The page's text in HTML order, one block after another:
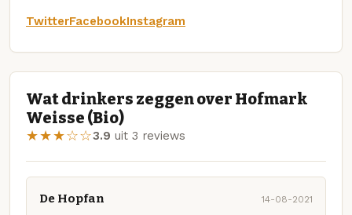
TwitterFacebookInstagram
Wat drinkers zeggen over Hofmark
Weisse (Bio)
★★★☆☆3.9 uit 3 reviews
De Hopfan 14-08-2021